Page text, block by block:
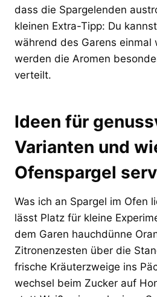
dass die Spargelenden
kleinen Extra-Tipp: Du
während des Garens einmal
werden die Aromen
verteilt.
Ideen für
Varianten und
Ofenspargel
Was ich an Spargel im Ofen
lässt Platz für kleine
dem Garen hauchdünne
Zitronenzesten über die
frische Kräuterzweige ins
wechsel beim Zucker auf